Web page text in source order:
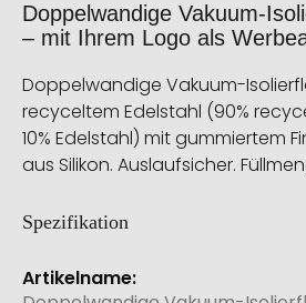
Doppelwandige Vakuum-
– mit Ihrem Logo als
Doppelwandige Vakuum-
recyceltem Edelstahl (90%
10% Edelstahl) mit gummiertem
aus Silikon. Auslaufsicher.
Spezifikation
Weitere
Informationen